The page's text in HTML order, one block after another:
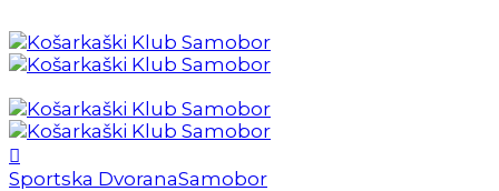
Sportska DvoranaSamobor